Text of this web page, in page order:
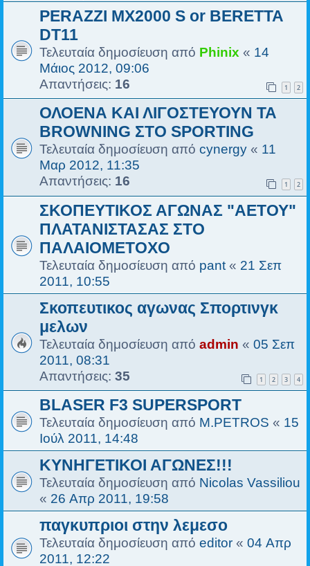
PERAZZI MX2000 S or BERETTA
DT11
Τελευταία δημοσίευση από Phinix « 14
Μάιος 2012, 09:06
Απαντήσεις: 16 1 2
ΟΛΟΕΝΑ ΚΑΙ ΛΙΓΟΣΤΕΥΟΥΝ ΤΑ
BROWNING ΣΤΟ SPORTING
Τελευταία δημοσίευση από cynergy « 11
Μαρ 2012, 11:35
Απαντήσεις: 16 1 2
ΣΚΟΠΕΥΤΙΚΟΣ ΑΓΩΝΑΣ "ΑΕΤΟΥ"
ΠΛΑΤΑΝΙΣΤΑΣΑΣ ΣΤΟ
ΠΑΛΑΙΟΜΕΤΟΧΟ
Τελευταία δημοσίευση από pant « 21 Σεπ
2011, 10:55
Σκοπευτικος αγωνας Σπορτινγκ
μελων
Τελευταία δημοσίευση από admin « 05 Σεπ
2011, 08:31
Απαντήσεις: 35 1 2 3 4
BLASER F3 SUPERSPORT
Τελευταία δημοσίευση από M.PETROS « 15
Ιούλ 2011, 14:48
ΚΥΝΗΓΕΤΙΚΟΙ ΑΓΩΝΕΣ!!!
Τελευταία δημοσίευση από Nicolas Vassiliou
« 26 Απρ 2011, 19:58
παγκυπριοι στην λεμεσο
Τελευταία δημοσίευση από editor « 04 Απρ
2011, 12:22